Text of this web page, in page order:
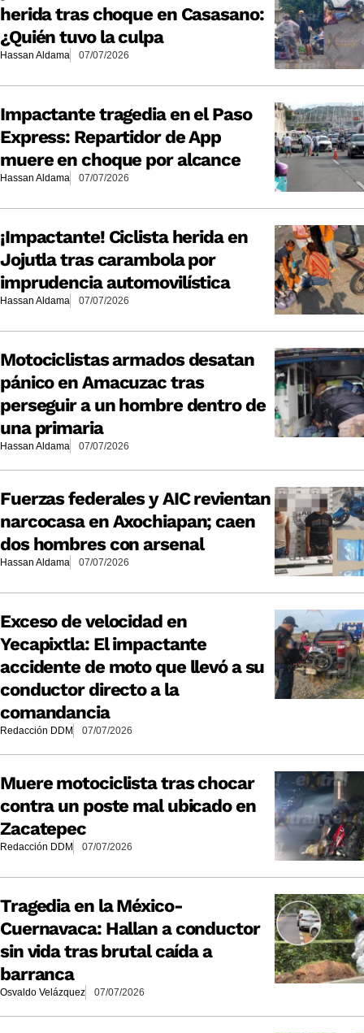
herida tras choque en Casasano:
¿Quién tuvo la culpa
Hassan Aldama 07/07/2026
Impactante tragedia en el Paso
Express: Repartidor de App
muere en choque por alcance
Hassan Aldama 07/07/2026
¡Impactante! Ciclista herida en
Jojutla tras carambola por
imprudencia automovilística
Hassan Aldama 07/07/2026
Motociclistas armados desatan
pánico en Amacuzac tras
perseguir a un hombre dentro de
una primaria
Hassan Aldama 07/07/2026
Fuerzas federales y AIC revientan
narcocasa en Axochiapan; caen
dos hombres con arsenal
Hassan Aldama 07/07/2026
Exceso de velocidad en
Yecapixtla: El impactante
accidente de moto que llevó a su
conductor directo a la
comandancia
Redacción DDM 07/07/2026
Muere motociclista tras chocar
contra un poste mal ubicado en
Zacatepec
Redacción DDM 07/07/2026
Tragedia en la México-
Cuernavaca: Hallan a conductor
sin vida tras brutal caída a
barranca
Osvaldo Velázquez 07/07/2026